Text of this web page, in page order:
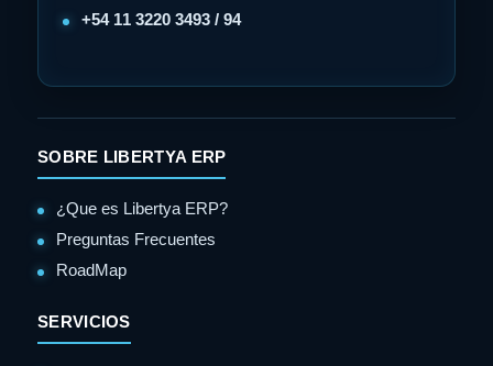
+54 11 3220 3493 / 94
SOBRE LIBERTYA ERP
¿Que es Libertya ERP?
Preguntas Frecuentes
RoadMap
SERVICIOS